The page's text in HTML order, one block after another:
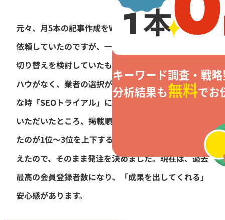
キーワード調査・戦
分析結果も無料でお
元々、月5本の記事作成をWebマーケティング会社に
依頼していたのですが、一向に成果がでず...。業者の
切り替えを検討していたものの、社内にSEOのノウ
ハウがなく、業者の選択が非常に不安でした。そん
な時「SEOトライアル」に出会い無料で1記事を作成
いただいたところ、掲載順位が平均12位〜13位だっ
たのが1位〜3位を上下するように！成果の兆候が見
えたので、そのまま発注を決めました。現在は、過去
最高の会員登録者数になり、「成果を出してくれる」
安心感があります。